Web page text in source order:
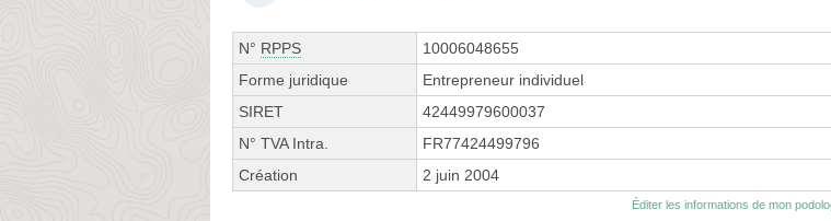
N° RPPS
10006048655
Forme juridique
Entrepreneur individuel
SIRET
42449979600037
N° TVA Intra.
FR77424499796
Création
2 juin 2004
Éditer les informations de mon